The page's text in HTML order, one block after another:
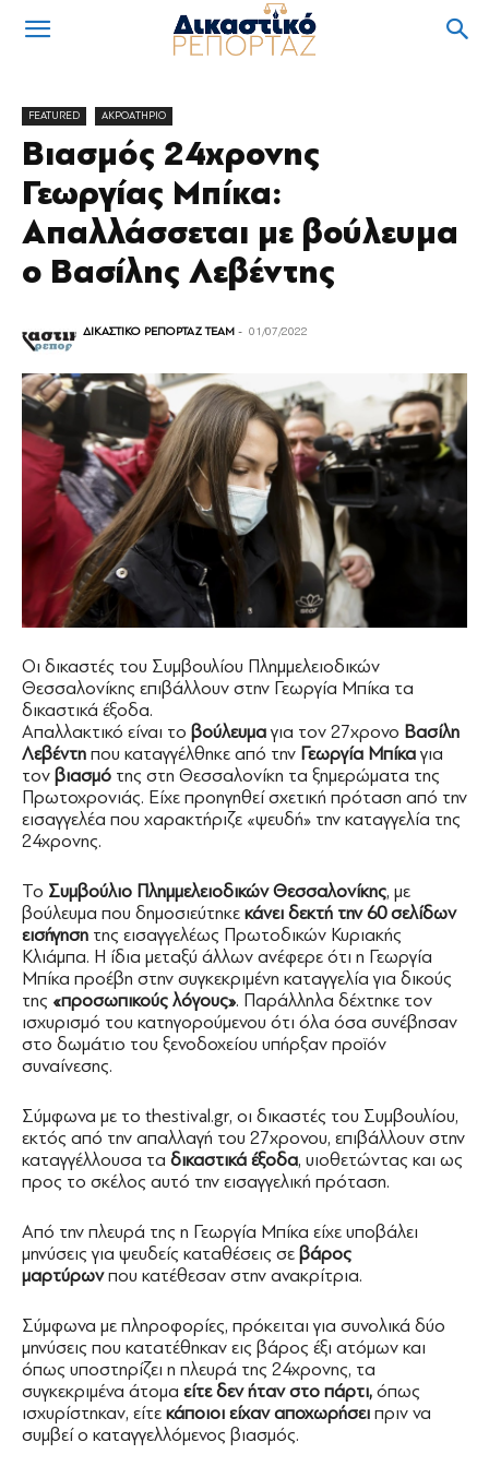
FEATURED ΑΚΡΟΑΤΗΡΙΟ
Βιασμός 24χρονης
Γεωργίας Μπίκα:
Απαλλάσσεται με βούλευμα
ο Βασίλης Λεβέντης
ΔΙΚΑΣΤΙΚΟ ΡΕΠΟΡΤΑΖ TEAM - 01/07/2022
Οι δικαστές του Συμβουλίου Πλημμελειοδικών
Θεσσαλονίκης επιβάλλουν στην Γεωργία Μπίκα τα
δικαστικά έξοδα.
Απαλλακτικό είναι το βούλευμα για τον 27χρονο Βασίλη
Λεβέντη που καταγγέλθηκε από την Γεωργία Μπίκα για
τον βιασμό της στη Θεσσαλονίκη τα ξημερώματα της
Πρωτοχρονιάς. Είχε προηγηθεί σχετική πρόταση από την
εισαγγελέα που χαρακτήριζε «ψευδή» την καταγγελία της
24χρονης.
Το Συμβούλιο Πλημμελειοδικών Θεσσαλονίκης, με
βούλευμα που δημοσιεύτηκε κάνει δεκτή την 60 σελίδων
εισήγηση της εισαγγελέως Πρωτοδικών Κυριακής
Κλιάμπα. Η ίδια μεταξύ άλλων ανέφερε ότι η Γεωργία
Μπίκα προέβη στην συγκεκριμένη καταγγελία για δικούς
της «προσωπικούς λόγους». Παράλληλα δέχτηκε τον
ισχυρισμό του κατηγορούμενου ότι όλα όσα συνέβησαν
στο δωμάτιο του ξενοδοχείου υπήρξαν προϊόν
συναίνεσης.
Σύμφωνα με το thestival.gr, οι δικαστές του Συμβουλίου,
εκτός από την απαλλαγή του 27χρονου, επιβάλλουν στην
καταγγέλλουσα τα δικαστικά έξοδα, υιοθετώντας και ως
προς το σκέλος αυτό την εισαγγελική πρόταση.
Από την πλευρά της η Γεωργία Μπίκα είχε υποβάλει
μηνύσεις για ψευδείς καταθέσεις σε βάρος
μαρτύρωνπου κατέθεσαν στην ανακρίτρια.
Σύμφωνα με πληροφορίες, πρόκειται για συνολικά δύο
μηνύσεις που κατατέθηκαν εις βάρος έξι ατόμων και
όπως υποστηρίζει η πλευρά της 24χρονης, τα
συγκεκριμένα άτομα είτε δεν ήταν στο πάρτι, όπως
ισχυρίστηκαν, είτε κάποιοι είχαν αποχωρήσει πριν να
συμβεί ο καταγγελλόμενος βιασμός.